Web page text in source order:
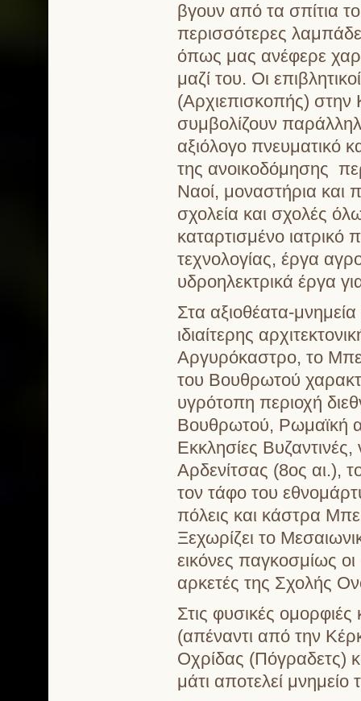
βγουν από τα σπίτια
περισσότερες
όπως μας ανέφερε
μαζί του. Οι
(Αρχιεπισκοπής) στην
συμβολίζουν
αξιόλογο πνευματικό
της ανοικοδόμησης
Ναοί, μοναστήρια και
σχολεία και σχολές
καταρτισμένο ιατρικό
τεχνολογίας, έργα
υδροηλεκτρικά έργα
Στα αξιοθέατα-
ιδιαίτερης
Αργυρόκαστρο, το
του Βουθρωτού
υγρότοπη περιοχή
Βουθρωτού, Ρωμαϊκή
Εκκλησίες
Αρδενίτσας (8ος αι.),
τον τάφο του
πόλεις και κάστρα
Ξεχωρίζει το
εικόνες παγκοσμίως
αρκετές της Σχολής
Στις φυσικές ομορφιές
(απέναντι από την
Οχρίδας (Πόγραδετς)
μάτι αποτελεί